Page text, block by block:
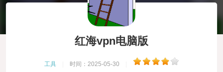
红海vpn电脑版
工具 时间：2025-05-30